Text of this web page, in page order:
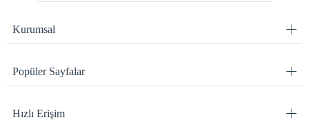
Kurumsal
Popüler Sayfalar
Hızlı Erişim